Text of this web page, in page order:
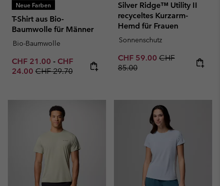
Neue Farben
T-Shirt aus Bio-
Baumwolle für Männer
Bio-Baumwolle
Minimum sale price:
CHF 21.00 - Maximum sale price:
CHF
24.00 Regular price:
CHF 29.70
Silver Ridge™ Utility II
recyceltes Kurzarm-
Hemd für Frauen
Sonnenschutz
Sale price:
CHF 59.00 Regular price:
CHF
85.00